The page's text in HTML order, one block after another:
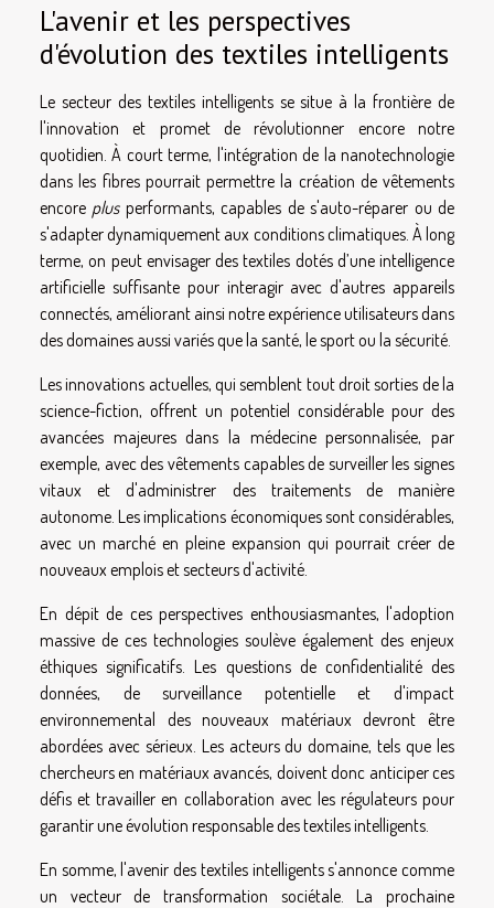
L'avenir et les perspectives
d'évolution des textiles intelligents
Le secteur des textiles intelligents se situe à la frontière de
l'innovation et promet de révolutionner encore notre
quotidien. À court terme, l'intégration de la nanotechnologie
dans les fibres pourrait permettre la création de vêtements
encore plusperformants, capables de s'auto-réparer ou de
s'adapter dynamiquement aux conditions climatiques. À long
terme, on peut envisager des textiles dotés d’une intelligence
artificielle suffisante pour interagir avec d'autres appareils
connectés, améliorant ainsi notre expérience utilisateurs dans
des domaines aussi variés que la santé, le sport ou la sécurité.
Les innovations actuelles, qui semblent tout droit sorties de la
science-fiction, offrent un potentiel considérable pour des
avancées majeures dans la médecine personnalisée, par
exemple, avec des vêtements capables de surveiller les signes
vitaux et d'administrer des traitements de manière
autonome. Les implications économiques sont considérables,
avec un marché en pleine expansion qui pourrait créer de
nouveaux emplois et secteurs d'activité.
En dépit de ces perspectives enthousiasmantes, l'adoption
massive de ces technologies soulève également des enjeux
éthiques significatifs. Les questions de confidentialité des
données, de surveillance potentielle et d'impact
environnemental des nouveaux matériaux devront être
abordées avec sérieux. Les acteurs du domaine, tels que les
chercheurs en matériaux avancés, doivent donc anticiper ces
défis et travailler en collaboration avec les régulateurs pour
garantir une évolution responsable des textiles intelligents.
En somme, l'avenir des textiles intelligents s'annonce comme
un vecteur de transformation sociétale. La prochaine